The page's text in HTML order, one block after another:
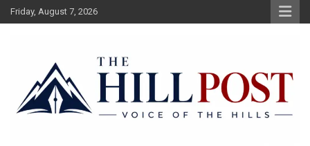
Skip
to
Friday, August 7, 2026